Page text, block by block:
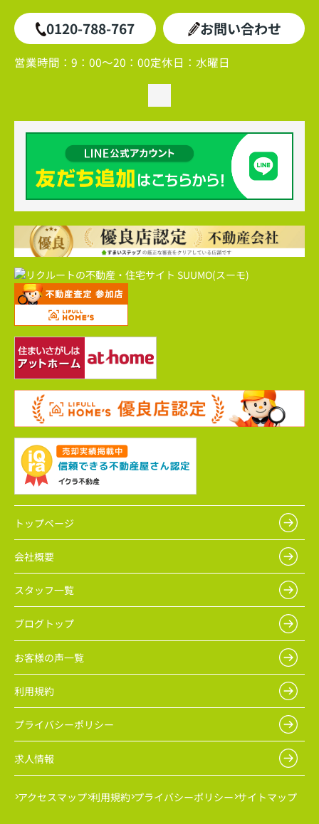
0120-788-767 お問い合わせ
営業時間： 9：00～20：00定休日： 水曜日
トップページ
会社概要
スタッフ一覧
ブログトップ
お客様の声一覧
利用規約
プライバシーポリシー
求人情報
アクセスマップ 利用規約 プライバシーポリシー サイトマップ